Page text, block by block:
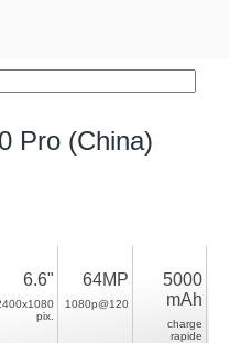
Pro (China)
6.6"
pix.
64MP
1080p@120
5000
mAh
charge
rapide